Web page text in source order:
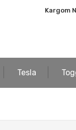
Kargom
Tesla